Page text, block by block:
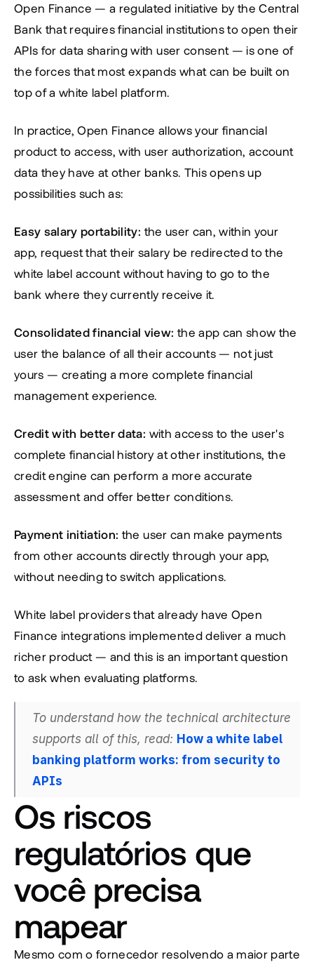
Open Finance — a regulated initiative by the Central
Bank that requires financial institutions to open their
APIs for data sharing with user consent — is one of
the forces that most expands what can be built on
top of a white label platform.
In practice, Open Finance allows your financial
product to access, with user authorization, account
data they have at other banks. This opens up
possibilities such as:
Easy salary portability: the user can, within your
app, request that their salary be redirected to the
white label account without having to go to the
bank where they currently receive it.
Consolidated financial view: the app can show the
user the balance of all their accounts — not just
yours — creating a more complete financial
management experience.
Credit with better data: with access to the user's
complete financial history at other institutions, the
credit engine can perform a more accurate
assessment and offer better conditions.
Payment initiation: the user can make payments
from other accounts directly through your app,
without needing to switch applications.
White label providers that already have Open
Finance integrations implemented deliver a much
richer product — and this is an important question
to ask when evaluating platforms.
To understand how the technical architecture
supports all of this, read: How a white label
banking platform works: from security to
APIs
Os riscos
regulatórios que
você precisa
mapear
Mesmo com o fornecedor resolvendo a maior parte